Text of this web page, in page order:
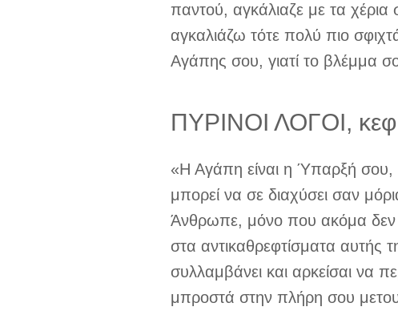
παντού, αγκάλιαζε με τα χέρια
αγκαλιάζω τότε πολύ πιο
Αγάπης σου, γιατί το βλέμμα
ΠΥΡΙΝΟΙ ΛΟΓΟΙ,
«Η Αγάπη είναι η Ύπαρξή σου,
μπορεί να σε διαχύσει σαν
Άνθρωπε, μόνο που ακόμα δεν
στα αντικαθρεφτίσματα αυτής
συλλαμβάνει και αρκείσαι να
μπροστά στην πλήρη σου